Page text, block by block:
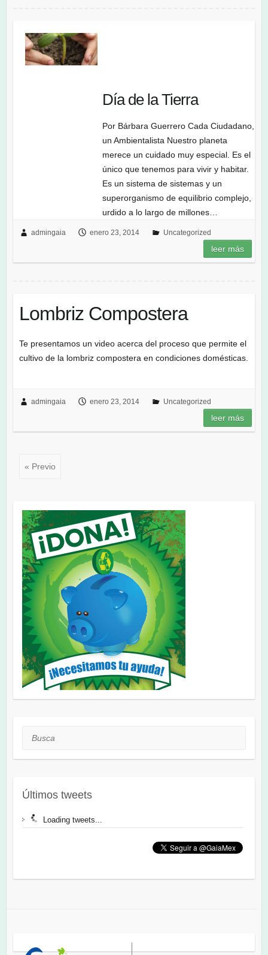
Día de la Tierra
Por Bárbara Guerrero Cada Ciudadano,
un Ambientalista Nuestro planeta
merece un cuidado muy especial. Es el
único que tenemos para vivir y habitar.
Es un sistema de sistemas y un
superorganismo de equilibrio complejo,
urdido a lo largo de millones…
admingaia enero 23, 2014 Uncategorized
leer más
Lombriz Compostera
Te presentamos un video acerca del proceso que permite el
cultivo de la lombriz compostera en condiciones domésticas.
admingaia enero 23, 2014 Uncategorized
leer más
« Previo
Busca
Últimos tweets
Loading tweets...